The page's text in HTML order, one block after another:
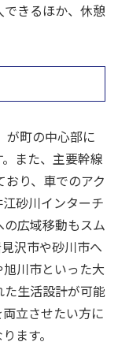
きるほか、休憩
が町の中心部に
また、主要幹線
り、車でのアク
砂川インターチ
広域移動もスム
沢市や砂川市へ
川市といった大
生活設計が可能
立させたい方に
ます。